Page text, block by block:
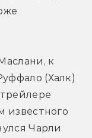
к
(Халк)
известного
Чарли